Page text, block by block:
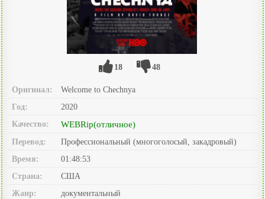
18 48
Оригинал:
Welcome to Chechnya
Год:
2020
Качество:
WEBRip(отличное)
Перевод:
Профессиональный (многоголосый, закадровый)
Время:
01:48:53
Страна:
США
Жанр:
документальный